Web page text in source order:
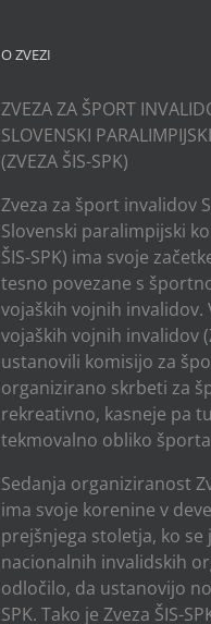
O ZVEZI
ZVEZA ZA ŠPORT
SLOVENSKI
(ZVEZA ŠIS-SPK)
Zveza za šport invalidov
Slovenski paralimpijski
ŠIS-SPK) ima svoje
tesno povezane s
vojaških vojnih invalidov.
vojaških vojnih invalidov
ustanovili komisijo za
organizirano skrbeti za
rekreativno, kasneje pa
tekmovalno obliko
Sedanja organiziranost
ima svoje korenine v
prejšnjega stoletja, ko se
nacionalnih invalidskih
odločilo, da ustanovijo
SPK. Tako je Zveza ŠIS-